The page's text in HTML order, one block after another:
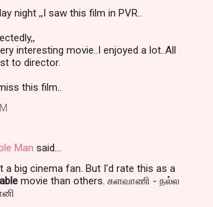
night ,,I saw this film in PVR..
interesting movie..I enjoyed a lot..All
to director.
this film..
Man said…
a big cinema fan. But I'd rate this as a
movie than others. களவாணி - நல்ல